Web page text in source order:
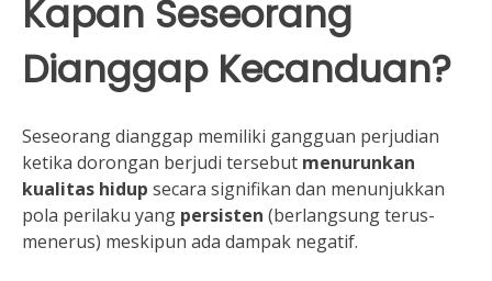
Kapan Seseorang
Dianggap Kecanduan?
Seseorang dianggap memiliki gangguan perjudian
ketika dorongan berjudi tersebut menurunkan
kualitas hidup secara signifikan dan menunjukkan
pola perilaku yang persisten (berlangsung terus-
menerus) meskipun ada dampak negatif.